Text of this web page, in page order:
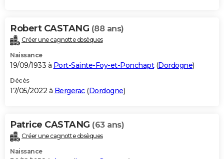
Robert CASTANG (88 ans)
Créer une cagnotte obsèques
Naissance
19/09/1933 à Port-Sainte-Foy-et-Ponchapt(Dordogne)
Décès
17/05/2022 à Bergerac(Dordogne)
Patrice CASTANG (63 ans)
Créer une cagnotte obsèques
Naissance